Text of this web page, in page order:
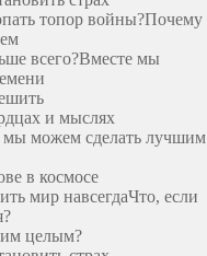
топор войны?Почему
всего?Вместе мы
и мыслях
можем сделать лучшим
в космосе
мир навсегдаЧто, если
целым?